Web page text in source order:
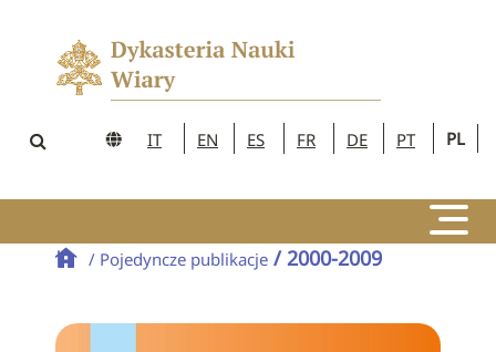
IT EN ES FR DE PT PL
/ Pojedyncze publikacje / 2000-2009